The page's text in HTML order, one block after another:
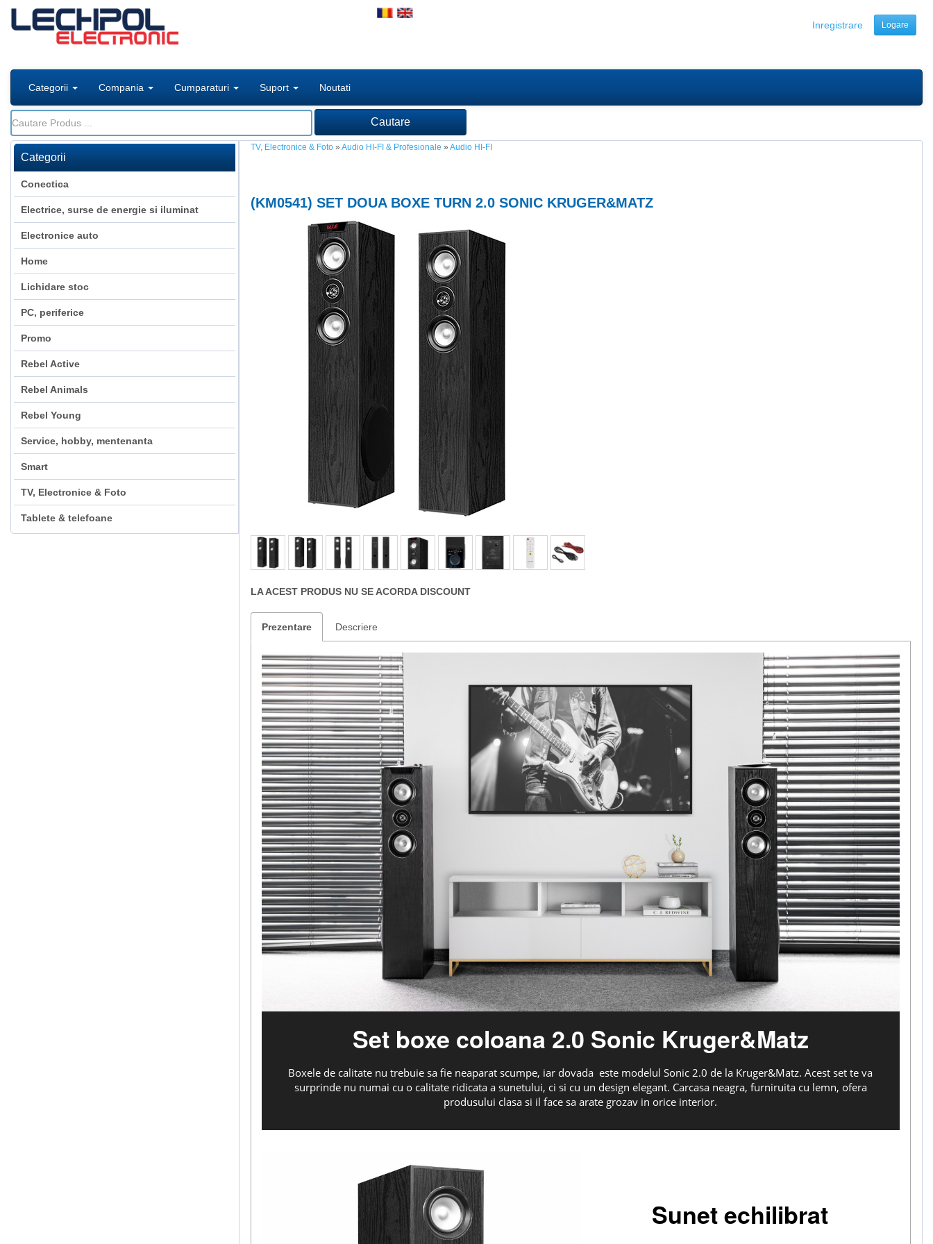
Inregistrare Logare
Categorii Compania Cumparaturi Suport Noutati
Categorii
Conectica
Electrice, surse de energie si iluminat
Electronice auto
Home
Lichidare stoc
PC, periferice
Promo
Rebel Active
Rebel Animals
Rebel Young
Service, hobby, mentenanta
Smart
TV, Electronice & Foto
Tablete & telefoane
TV, Electronice & Foto » Audio HI-FI & Profesionale » Audio HI-FI
(KM0541) SET DOUA BOXE TURN 2.0 SONIC KRUGER&MATZ
LA ACEST PRODUS NU SE ACORDA DISCOUNT
Prezentare Descriere
Set boxe coloana 2.0 Sonic Kruger&Matz
Boxele de calitate nu trebuie sa fie neaparat scumpe, iar dovada este modelul Sonic 2.0 de la Kruger&Matz. Acest set te va
surprinde nu numai cu o calitate ridicata a sunetului, ci si cu un design elegant. Carcasa neagra, furniruita cu lemn, ofera
produsului clasa si il face sa arate grozav in orice interior.
Sunet echilibrat